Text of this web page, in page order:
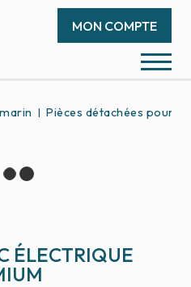
MON COMPTE
Pièces détachées pour
ÉLECTRIQUE